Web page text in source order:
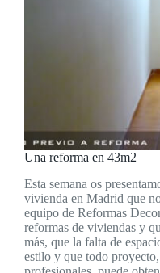
Una reforma en 43m2
Esta semana os
vivienda en Madrid que
equipo de Reformas
reformas de viviendas y
más, que la falta de
estilo y que todo